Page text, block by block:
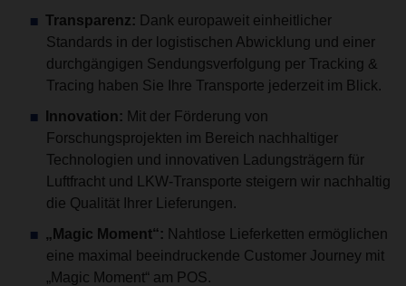
Transparenz: Dank europaweit einheitlicher
Standards in der logistischen Abwicklung und einer
durchgängigen Sendungsverfolgung per Tracking &
Tracing haben Sie Ihre Transporte jederzeit im Blick.
Innovation: Mit der Förderung von
Forschungsprojekten im Bereich nachhaltiger
Technologien und innovativen Ladungsträgern für
Luftfracht und LKW-Transporte steigern wir nachhaltig
die Qualität Ihrer Lieferungen.
„Magic Moment“: Nahtlose Lieferketten ermöglichen
eine maximal beeindruckende Customer Journey mit
„Magic Moment“ am POS.